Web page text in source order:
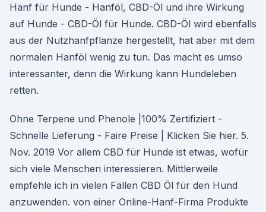
Hanf für Hunde - Hanföl, CBD-Öl und ihre Wirkung
auf Hunde - CBD-Öl für Hunde. CBD-Öl wird ebenfalls
aus der Nutzhanfpflanze hergestellt, hat aber mit dem
normalen Hanföl wenig zu tun. Das macht es umso
interessanter, denn die Wirkung kann Hundeleben
retten.
Ohne Terpene und Phenole |100% Zertifiziert -
Schnelle Lieferung - Faire Preise | Klicken Sie hier. 5.
Nov. 2019 Vor allem CBD für Hunde ist etwas, wofür
sich viele Menschen interessieren. Mittlerweile
empfehle ich in vielen Fällen CBD Öl für den Hund
anzuwenden. von einer Online-Hanf-Firma Produkte